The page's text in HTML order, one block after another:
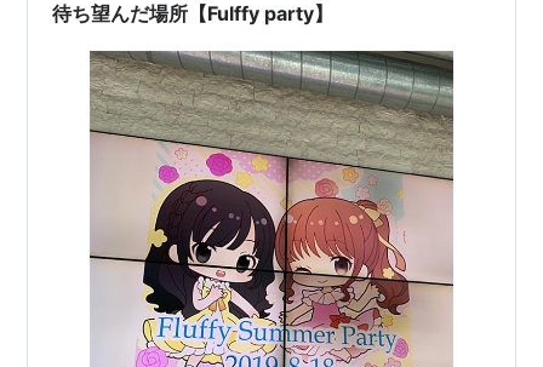
待ち望んだ場所【Fulffy party】